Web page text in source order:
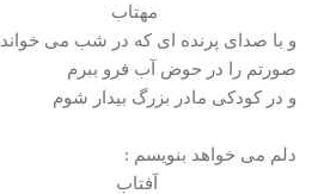
مهتاب
و با صدای پرنده ای كه در شب می خواند
صورتم را در حوض آب فرو ببرم
و در كودكی مادر بزرگ بيدار شوم
دلم می خواهد بنويسم :
آفتاب